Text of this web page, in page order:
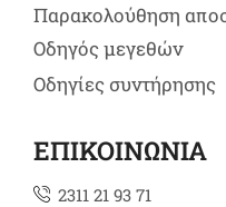
Παρακολούθηση
Οδηγός μεγεθών
Οδηγίες συντήρησης
ΕΠΙΚΟΙΝΩΝΙΑ
2311 21 93 71